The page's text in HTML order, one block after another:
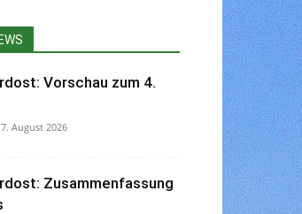
Vorschau zum 4.
7. August 2026
Zusammenfassung